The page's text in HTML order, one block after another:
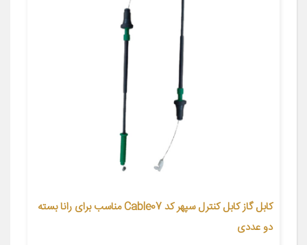
کابل گاز کابل کنترل سپهر کد Cable07 مناسب برای رانا بسته
دو عددی